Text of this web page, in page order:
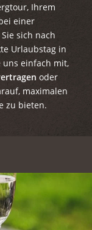
Ihrem
einer
sich nach
Urlaubstag in
uns einfach mit,
oder
maximalen
zu bieten.